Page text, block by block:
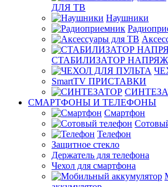
ДЛЯ ТВ
Наушники
СТАБИЛИЗАТОР
SmartTV ПРИСТАВКИ
СМАРТФОНЫ И ТЕЛЕФОНЫ
Смартфон
Телефон
Защитное стекло
Держатель для телефона
Чехол для смартфона